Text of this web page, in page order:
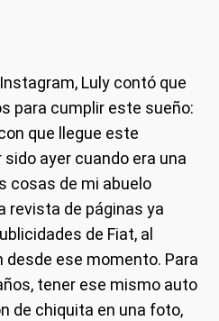
Luly contó que
para cumplir este sueño:
que llegue este
ayer cuando era una
cosas de mi abuelo
revista de páginas ya
de Fiat, al
desde ese momento. Para
tener ese mismo auto
de chiquita en una foto,